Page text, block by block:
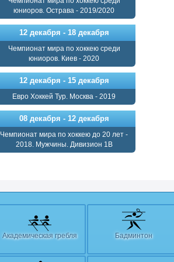
юниоров. Острава - 2019/2020
12 декабря - 18 декабря
Чемпионат мира по хоккею среди
юниоров. Киев - 2020
12 декабря - 15 декабря
Евро Хоккей Тур. Москва - 2019
08 декабря - 12 декабря
Чемпионат мира по хоккею до 20 лет -
2018. Мужчины. Дивизион 1В
Академическая гребля Бадминтон